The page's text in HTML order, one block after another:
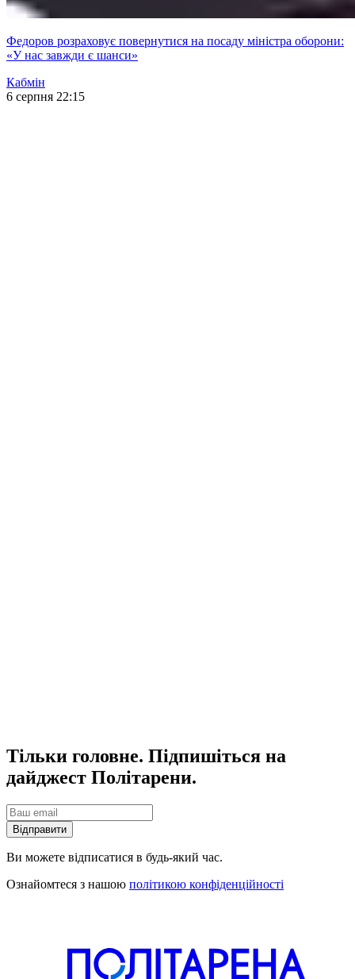
Федоров розраховує повернутися на посаду міністра оборони:
«У нас завжди є шанси»
Кабмін
6 серпня 22:15
Тільки головне. Підпишіться на
дайджест Політарени.
Відправити
Ви можете відписатися в будь-який час.
Ознайомтеся з нашою політикою конфіденційності